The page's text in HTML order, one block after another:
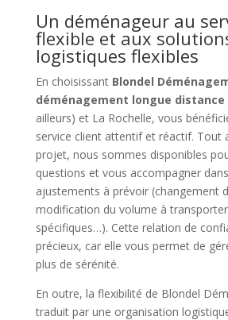
Un déménageur au
flexible et aux
logistiques flexibles
En choisissant Blondel
déménagement longue distance
ailleurs) et La Rochelle, vous
service client attentif et réactif. Tout
projet, nous sommes disponibles
questions et vous accompagner
ajustements à prévoir (changement
modification du volume à
spécifiques…). Cette relation de
précieux, car elle vous permet de
plus de sérénité.
En outre, la flexibilité de Blondel
traduit par une organisation